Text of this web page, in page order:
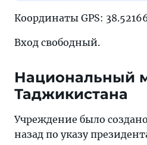
Координаты GPS:
Вход свободный.
Национальный
Таджикистана
Учреждение было
назад по указу